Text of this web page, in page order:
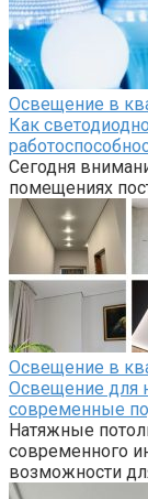
Освещение в
Как
Сегодня
помещениях
Освещение в
Освещение для
современные
Натяжные
современного
возможности